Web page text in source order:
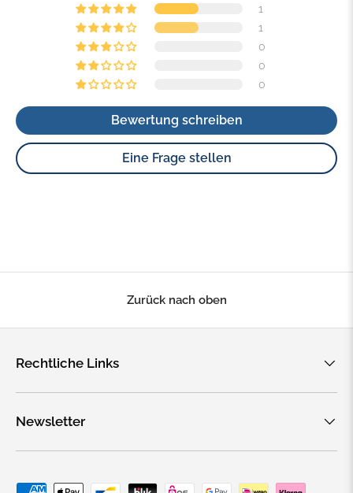
1
1
0
0
0
Bewertung schreiben
Eine Frage stellen
Zurück nach oben
Rechtliche Links
Newsletter